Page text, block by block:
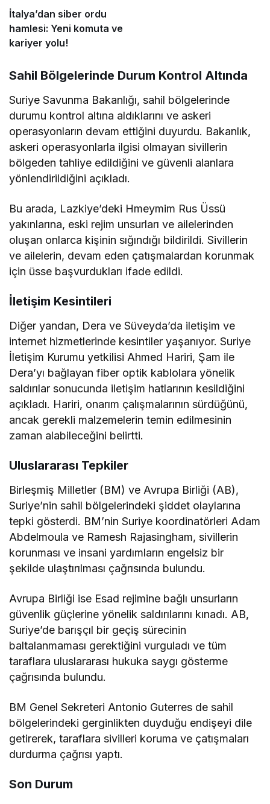
İtalya’dan siber ordu
hamlesi: Yeni komuta ve
kariyer yolu!
Sahil Bölgelerinde Durum Kontrol Altında
Suriye Savunma Bakanlığı, sahil bölgelerinde
durumu kontrol altına aldıklarını ve askeri
operasyonların devam ettiğini duyurdu. Bakanlık,
askeri operasyonlarla ilgisi olmayan sivillerin
bölgeden tahliye edildiğini ve güvenli alanlara
yönlendirildiğini açıkladı.
Bu arada, Lazkiye’deki Hmeymim Rus Üssü
yakınlarına, eski rejim unsurları ve ailelerinden
oluşan onlarca kişinin sığındığı bildirildi. Sivillerin
ve ailelerin, devam eden çatışmalardan korunmak
için üsse başvurdukları ifade edildi.
İletişim Kesintileri
Diğer yandan, Dera ve Süveyda’da iletişim ve
internet hizmetlerinde kesintiler yaşanıyor. Suriye
İletişim Kurumu yetkilisi Ahmed Hariri, Şam ile
Dera’yı bağlayan fiber optik kablolara yönelik
saldırılar sonucunda iletişim hatlarının kesildiğini
açıkladı. Hariri, onarım çalışmalarının sürdüğünü,
ancak gerekli malzemelerin temin edilmesinin
zaman alabileceğini belirtti.
Uluslararası Tepkiler
Birleşmiş Milletler (BM) ve Avrupa Birliği (AB),
Suriye’nin sahil bölgelerindeki şiddet olaylarına
tepki gösterdi. BM’nin Suriye koordinatörleri Adam
Abdelmoula ve Ramesh Rajasingham, sivillerin
korunması ve insani yardımların engelsiz bir
şekilde ulaştırılması çağrısında bulundu.
Avrupa Birliği ise Esad rejimine bağlı unsurların
güvenlik güçlerine yönelik saldırılarını kınadı. AB,
Suriye’de barışçıl bir geçiş sürecinin
baltalanmaması gerektiğini vurguladı ve tüm
taraflara uluslararası hukuka saygı gösterme
çağrısında bulundu.
BM Genel Sekreteri Antonio Guterres de sahil
bölgelerindeki gerginlikten duyduğu endişeyi dile
getirerek, taraflara sivilleri koruma ve çatışmaları
durdurma çağrısı yaptı.
Son Durum